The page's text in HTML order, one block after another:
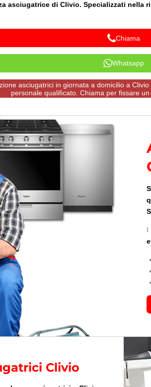
asciugatrice di Clivio. Specializzati nella
Chiama
Whatsapp
asciugatrici in giornata a domicilio a
personale qualificato. Chiama per fissare
I
Clivio